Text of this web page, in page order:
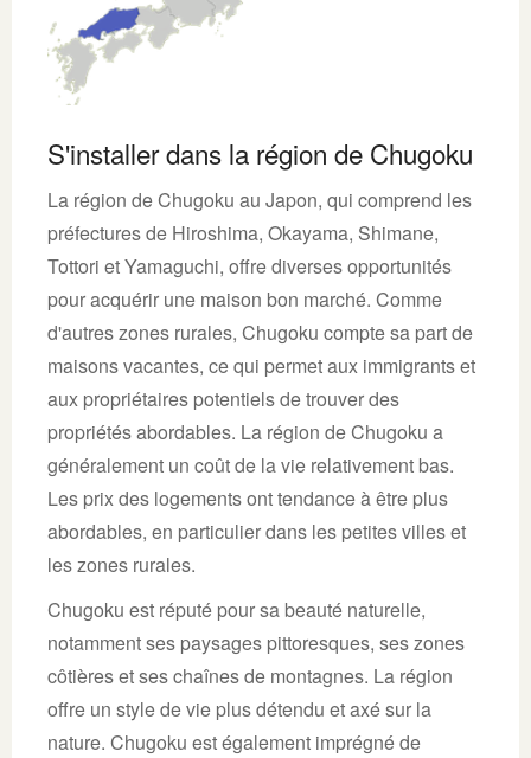
S'installer dans la région de Chugoku
La région de Chugoku au Japon, qui comprend les
préfectures de Hiroshima, Okayama, Shimane,
Tottori et Yamaguchi, offre diverses opportunités
pour acquérir une maison bon marché. Comme
d'autres zones rurales, Chugoku compte sa part de
maisons vacantes, ce qui permet aux immigrants et
aux propriétaires potentiels de trouver des
propriétés abordables. La région de Chugoku a
généralement un coût de la vie relativement bas.
Les prix des logements ont tendance à être plus
abordables, en particulier dans les petites villes et
les zones rurales.
Chugoku est réputé pour sa beauté naturelle,
notamment ses paysages pittoresques, ses zones
côtières et ses chaînes de montagnes. La région
offre un style de vie plus détendu et axé sur la
nature. Chugoku est également imprégné de